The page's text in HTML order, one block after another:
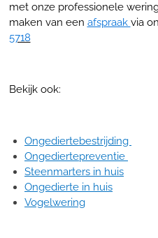
met onze professionele
maken van een afspraak via
5718
Bekijk ook:
Ongediertebestrijding
Ongediertepreventie
Steenmarters in huis
Ongedierte in huis
Vogelwering